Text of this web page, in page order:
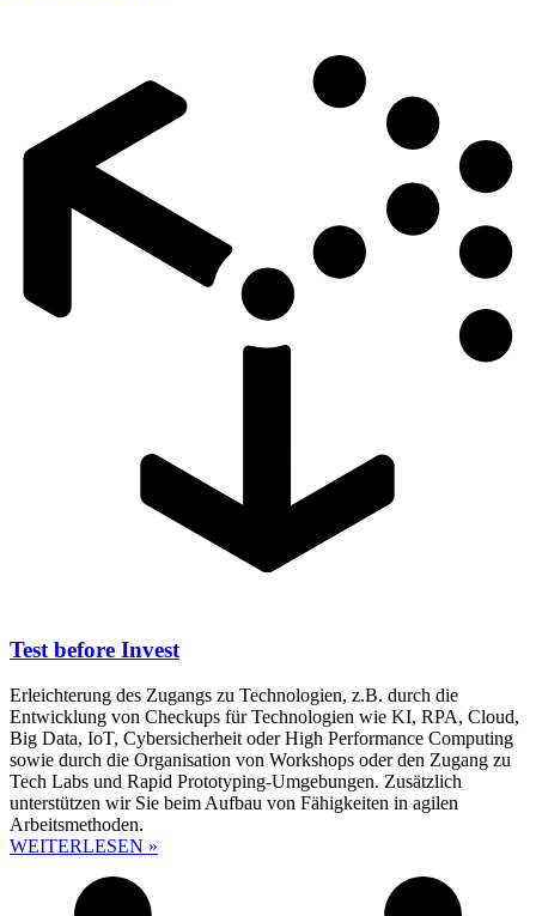
Test before Invest
Erleichterung des Zugangs zu Technologien, z.B. durch die
Entwicklung von Checkups für Technologien wie KI, RPA, Cloud,
Big Data, IoT, Cybersicherheit oder High Performance Computing
sowie durch die Organisation von Workshops oder den Zugang zu
Tech Labs und Rapid Prototyping-Umgebungen. Zusätzlich
unterstützen wir Sie beim Aufbau von Fähigkeiten in agilen
Arbeitsmethoden.
WEITERLESEN »